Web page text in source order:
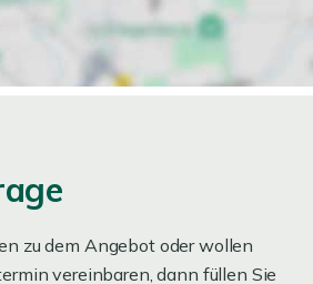
zu dem Angebot oder wollen
vereinbaren, dann füllen Sie